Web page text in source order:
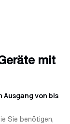
mit
Ausgang von bis
Sie benötigen,